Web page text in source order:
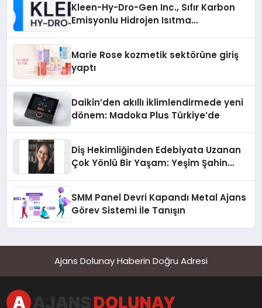
Kleen-Hy-Dro-Gen Inc., Sıfır Karbon
Emisyonlu Hidrojen Isıtma
Marie Rose kozmetik sektörüne giriş
yaptı
Daikin’den akıllı iklimlendirmede yeni
dönem: Madoka Plus Türkiye’de
Diş Hekimliğinden Edebiyata Uzanan
Çok Yönlü Bir Yaşam: Yeşim Şahin
SMM Panel Devri Kapandı Metal Ajans
Görev Sistemi İle Tanışın
Ajans Dolunay Haberin Doğru Adresi